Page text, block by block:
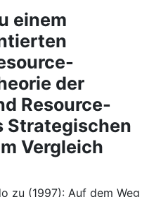
einem
der
Resource-
Strategischen
Vergleich
zu (1997): Auf dem Weg